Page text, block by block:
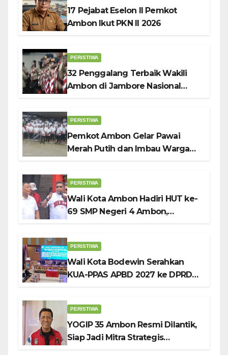
17 Pejabat Eselon II Pemkot
Ambon Ikut PKN II 2026
PERISTIWA
32 Penggalang Terbaik Wakili
Ambon di Jambore Nasional
PERISTIWA
Pemkot Ambon Gelar Pawai
Merah Putih dan Imbau Warga
PERISTIWA
Wali Kota Ambon Hadiri HUT ke-
69 SMP Negeri 4 Ambon,
PERISTIWA
Wali Kota Bodewin Serahkan
KUA-PPAS APBD 2027 ke DPRD
PERISTIWA
YOGIP 35 Ambon Resmi Dilantik,
Siap Jadi Mitra Strategis